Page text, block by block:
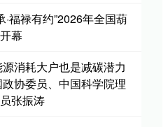
·福禄有约”2026年全国葫
幕
消耗大户也是减碳潜力
协委员、中国科学院理
张振涛